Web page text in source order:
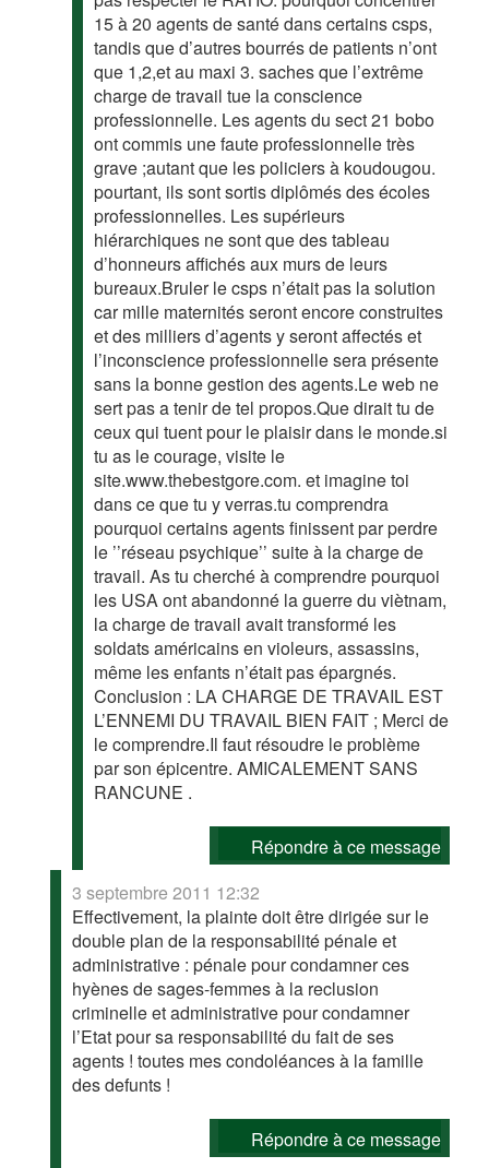
15 à 20 agents de santé dans certains csps,
tandis que d’autres bourrés de patients n’ont
que 1,2,et au maxi 3. saches que l’extrême
charge de travail tue la conscience
professionnelle. Les agents du sect 21 bobo
ont commis une faute professionnelle très
grave ;autant que les policiers à koudougou.
pourtant, ils sont sortis diplômés des écoles
professionnelles. Les supérieurs
hiérarchiques ne sont que des tableau
d’honneurs affichés aux murs de leurs
bureaux.Bruler le csps n’était pas la solution
car mille maternités seront encore construites
et des milliers d’agents y seront affectés et
l’inconscience professionnelle sera présente
sans la bonne gestion des agents.Le web ne
sert pas a tenir de tel propos.Que dirait tu de
ceux qui tuent pour le plaisir dans le monde.si
tu as le courage, visite le
site.www.thebestgore.com. et imagine toi
dans ce que tu y verras.tu comprendra
pourquoi certains agents finissent par perdre
le ’’réseau psychique’’ suite à la charge de
travail. As tu cherché à comprendre pourquoi
les USA ont abandonné la guerre du viètnam,
la charge de travail avait transformé les
soldats américains en violeurs, assassins,
même les enfants n’était pas épargnés.
Conclusion : LA CHARGE DE TRAVAIL EST
L’ENNEMI DU TRAVAIL BIEN FAIT ; Merci de
le comprendre.Il faut résoudre le problème
par son épicentre. AMICALEMENT SANS
RANCUNE .
Répondre à ce message
3 septembre 2011 12:32
Effectivement, la plainte doit être dirigée sur le
double plan de la responsabilité pénale et
administrative : pénale pour condamner ces
hyènes de sages-femmes à la reclusion
criminelle et administrative pour condamner
l’Etat pour sa responsabilité du fait de ses
agents ! toutes mes condoléances à la famille
des defunts !
Répondre à ce message